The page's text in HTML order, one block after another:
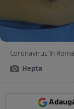
Coronavirus în
Hepta